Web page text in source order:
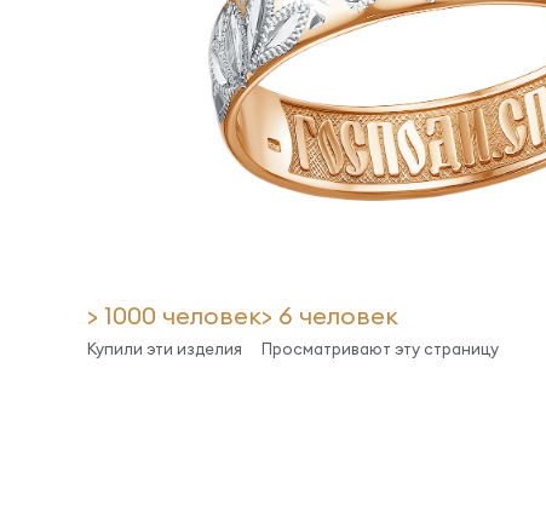
> 1000 человек
Купили эти изделия
> 6 человек
Просматривают эту страницу